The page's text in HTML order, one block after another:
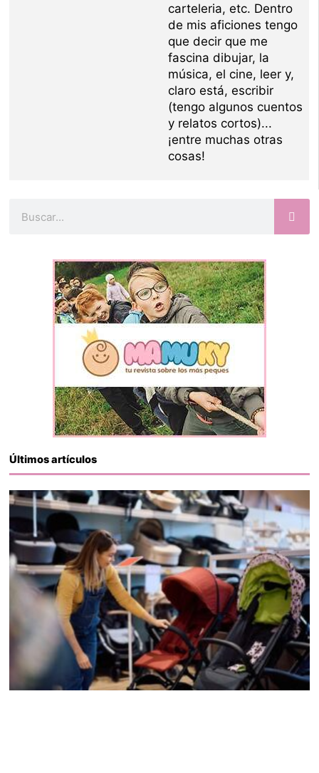
carteleria, etc. Dentro
de mis aficiones tengo
que decir que me
fascina dibujar, la
música, el cine, leer y,
claro está, escribir
(tengo algunos cuentos
y relatos cortos)...
¡entre muchas otras
cosas!
Últimos artículos